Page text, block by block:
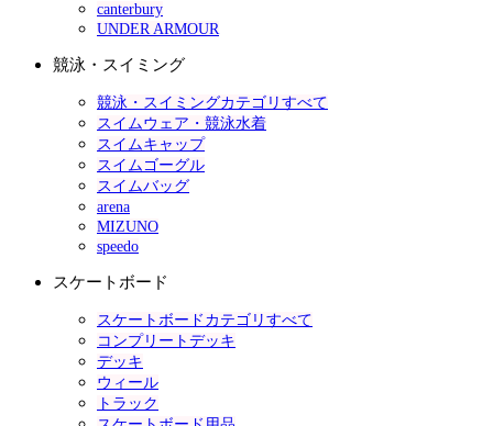
canterbury
UNDER ARMOUR
競泳・スイミング
競泳・スイミングカテゴリすべて
スイムウェア・競泳水着
スイムキャップ
スイムゴーグル
スイムバッグ
arena
MIZUNO
speedo
スケートボード
スケートボードカテゴリすべて
コンプリートデッキ
デッキ
ウィール
トラック